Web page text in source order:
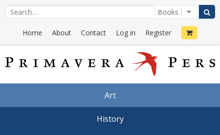
Home About Contact Log in Register
Art
History